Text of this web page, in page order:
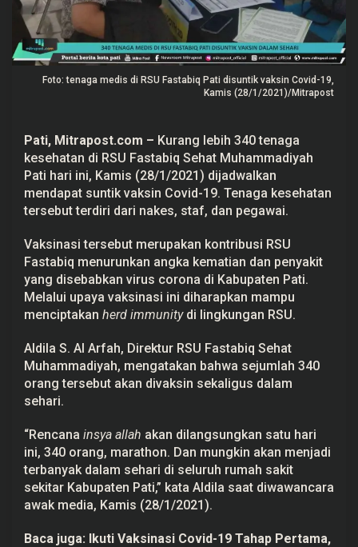
b
P
a
i
n
t
i
k
V
a
k
n
d
l
a
S
h
a
r
i
Foto: tenaga medis di RSU Fastabiq Pati disuntik vaksin Covid-19,
Kamis (28/1/2021)/Mitrapost
Pati, Mitrapost.com – Kurang lebih 340 tenaga
kesehatan di RSU Fastabiq Sehat Muhammadiyah
Pati hari ini, Kamis (28/1/2021) dijadwalkan
mendapat suntik vaksin Covid-19. Tenaga kesehatan
tersebut terdiri dari nakes, staf, dan pegawai.
Vaksinasi tersebut merupakan kontribusi RSU
Fastabiq menurunkan angka kematian dan penyakit
yang disebabkan virus corona di Kabupaten Pati.
Melalui upaya vaksinasi ini diharapkan mampu
menciptakan herd immunitydi lingkungan RSU.
Aldila S. Al Arfah, Direktur RSU Fastabiq Sehat
Muhammadiyah, mengatakan bahwa sejumlah 340
orang tersebut akan divaksin sekaligus dalam
sehari.
“Rencana insya allah akan dilangsungkan satu hari
ini, 340 orang, marathon. Dan mungkin akan menjadi
terbanyak dalam sehari di seluruh rumah sakit
sekitar Kabupaten Pati,” kata Aldila saat diwawancara
awak media, Kamis (28/1/2021).
Baca juga: Ikuti Vaksinasi Covid-19 Tahap Pertama,